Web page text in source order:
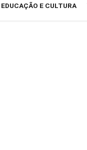
EDUCAÇÃO E CULTURA